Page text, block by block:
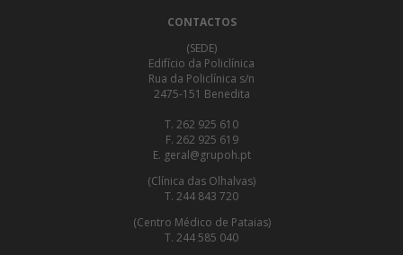
CONTACTOS
(SEDE)
Edifício da Policlínica
Rua da Policlínica s/n
2475-151 Benedita
T. 262 925 610
F. 262 925 619
E. geral@grupoh.pt
(Clínica das Olhalvas)
T. 244 843 720
(Centro Médico de Pataias)
T. 244 585 040